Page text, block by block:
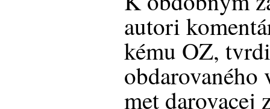
autori
kému OZ,
met darovacej